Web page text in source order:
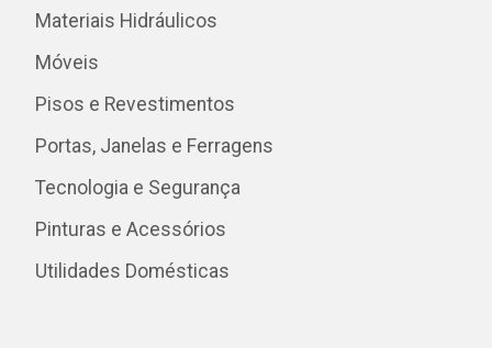
Materiais Hidráulicos
Móveis
Pisos e Revestimentos
Portas, Janelas e Ferragens
Tecnologia e Segurança
Pinturas e Acessórios
Utilidades Domésticas